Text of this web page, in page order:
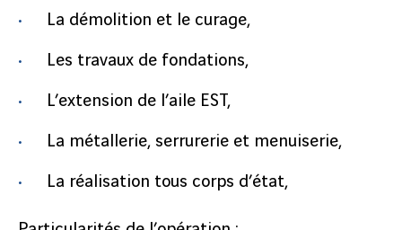
La démolition et le curage,
Les travaux de fondations,
L’extension de l’aile EST,
La métallerie, serrurerie et menuiserie,
La réalisation tous corps d’état,